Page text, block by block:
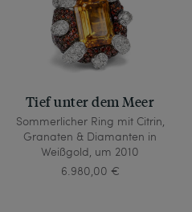
Tief unter dem Meer
Sommerlicher Ring mit Citrin,
Granaten & Diamanten in
Weißgold, um 2010
6.980,00 €